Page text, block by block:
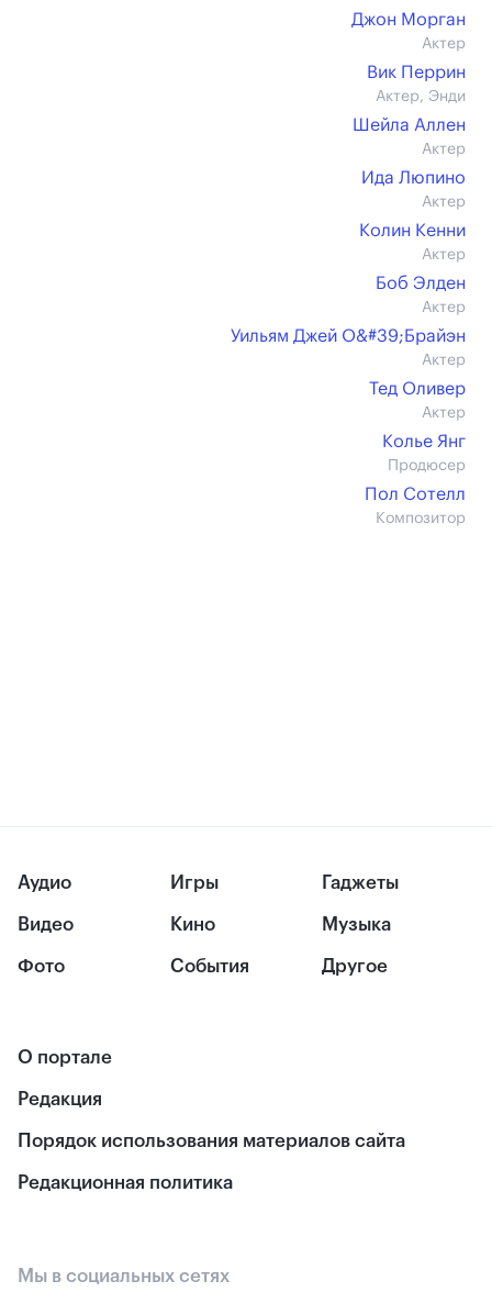
Джон Морган
Актер
Вик Перрин
Актер, Энди
Шейла Аллен
Актер
Ида Люпино
Актер
Колин Кенни
Актер
Боб Элден
Актер
Уильям Джей О&#39;Брайэн
Актер
Тед Оливер
Актер
Колье Янг
Продюсер
Пол Сотелл
Композитор
Аудио
Видео
Фото
Игры
Кино
События
Гаджеты
Музыка
Другое
О портале
Редакция
Порядок использования материалов сайта
Редакционная политика
Мы в социальных сетях